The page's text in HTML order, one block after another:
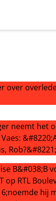
het hoofd?
neemt het op